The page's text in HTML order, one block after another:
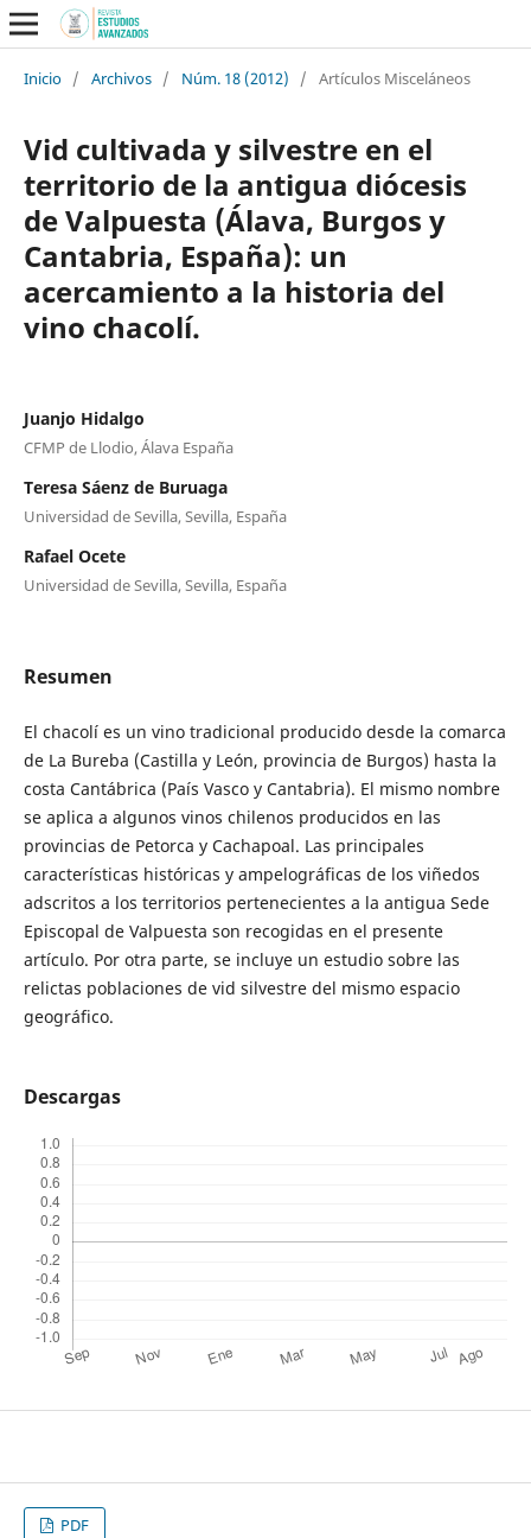
Inicio / Archivos / Núm. 18 (2012) / Artículos Misceláneos
Vid cultivada y silvestre en el
territorio de la antigua diócesis
de Valpuesta (Álava, Burgos y
Cantabria, España): un
acercamiento a la historia del
vino chacolí.
Juanjo Hidalgo
CFMP de Llodio, Álava España
Teresa Sáenz de Buruaga
Universidad de Sevilla, Sevilla, España
Rafael Ocete
Universidad de Sevilla, Sevilla, España
Resumen
El chacolí es un vino tradicional producido desde la comarca
de La Bureba (Castilla y León, provincia de Burgos) hasta la
costa Cantábrica (País Vasco y Cantabria). El mismo nombre
se aplica a algunos vinos chilenos producidos en las
provincias de Petorca y Cachapoal. Las principales
características históricas y ampelográficas de los viñedos
adscritos a los territorios pertenecientes a la antigua Sede
Episcopal de Valpuesta son recogidas en el presente
artículo. Por otra parte, se incluye un estudio sobre las
relictas poblaciones de vid silvestre del mismo espacio
geográfico.
Descargas
PDF